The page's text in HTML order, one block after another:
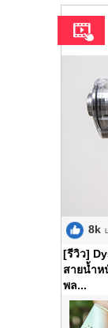
8k
[รีวิว]
สายน้ำห
พล...